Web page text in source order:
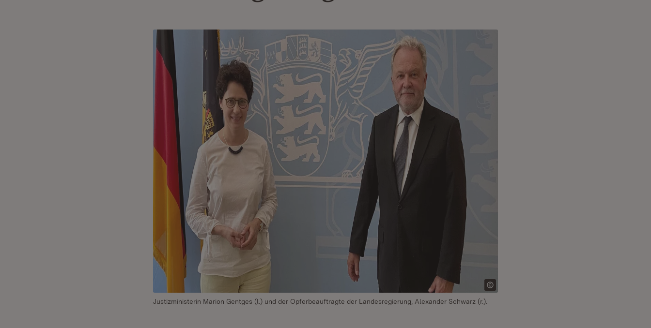
Justizministerin Marion Gentges (l.) und der Opferbeauftragte der Landesregierung, Alexander Schwarz (r.).